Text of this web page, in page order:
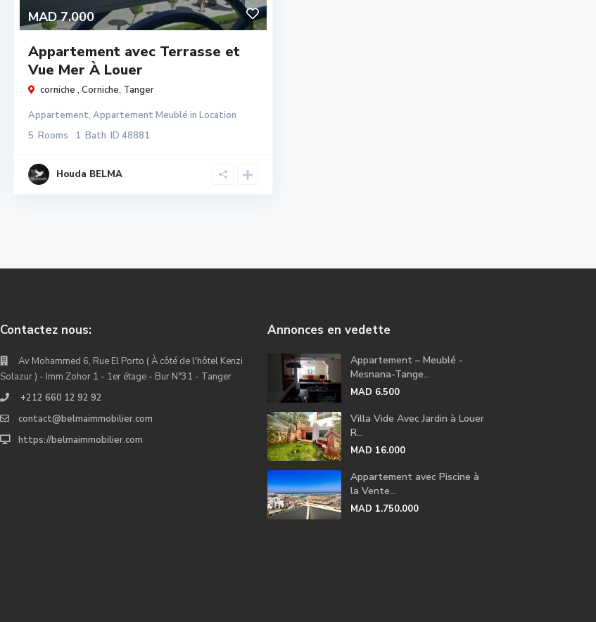
MAD 7.000
Appartement avec Terrasse et
Vue Mer À Louer
corniche , Corniche, Tanger
Appartement, Appartement Meublé in Location
5 Rooms 1 Bath ID 48881
Houda BELMA
Contactez nous:
Av Mohammed 6, Rue El Porto ( À côté de l'hôtel Kenzi
Solazur ) - Imm Zohor 1 - 1er étage - Bur N°31 - Tanger
+212 660 12 92 92
contact@belmaimmobilier.com
https://belmaimmobilier.com
Annonces en vedette
Appartement – Meublé -
Mesnana-Tange...
MAD 6.500
Villa Vide Avec Jardin à Louer
R...
MAD 16.000
Appartement avec Piscine à
la Vente...
MAD 1.750.000